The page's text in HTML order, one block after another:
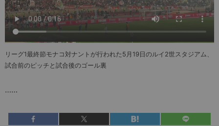
リーグ1最終節モナコ対ナントが行われた5月19日のルイ2世スタジアム、
試合前のピッチと試合後のゴール裏
……